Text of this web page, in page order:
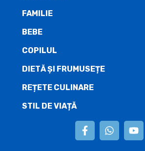
FAMILIE
BEBE
COPILUL
DIETĂ ŞI FRUMUSEȚE
REȚETE CULINARE
STIL DE VIAȚĂ